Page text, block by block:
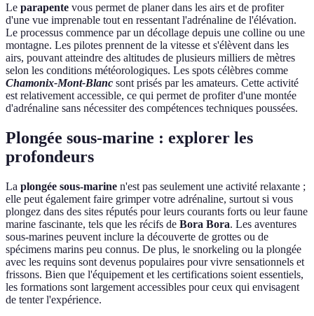
Le parapente vous permet de planer dans les airs et de profiter
d'une vue imprenable tout en ressentant l'adrénaline de l'élévation.
Le processus commence par un décollage depuis une colline ou une
montagne. Les pilotes prennent de la vitesse et s'élèvent dans les
airs, pouvant atteindre des altitudes de plusieurs milliers de mètres
selon les conditions météorologiques. Les spots célèbres comme
Chamonix-Mont-Blanc sont prisés par les amateurs. Cette activité
est relativement accessible, ce qui permet de profiter d'une montée
d'adrénaline sans nécessiter des compétences techniques poussées.
Plongée sous-marine : explorer les
profondeurs
La plongée sous-marine n'est pas seulement une activité relaxante ;
elle peut également faire grimper votre adrénaline, surtout si vous
plongez dans des sites réputés pour leurs courants forts ou leur faune
marine fascinante, tels que les récifs de Bora Bora. Les aventures
sous-marines peuvent inclure la découverte de grottes ou de
spécimens marins peu connus. De plus, le snorkeling ou la plongée
avec les requins sont devenus populaires pour vivre sensationnels et
frissons. Bien que l'équipement et les certifications soient essentiels,
les formations sont largement accessibles pour ceux qui envisagent
de tenter l'expérience.